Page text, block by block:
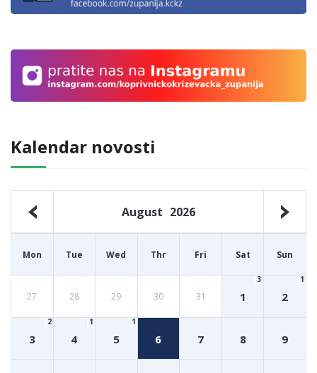
Kalendar novosti
August 2026
Mon Tue Wed Thr Fri Sat Sun
27 28 29 30 31 1
3
2
1
3
2
4
1
5
1
6 7 8 9